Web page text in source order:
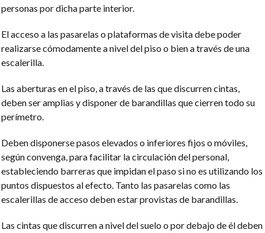
personas por dicha parte interior.
El acceso a las pasarelas o plataformas de visita debe poder
realizarse cómodamente a nivel del piso o bien a través de una
escalerilla.
Las aberturas en el piso, a través de las que discurren cintas,
deben ser amplias y disponer de barandillas que cierren todo su
perímetro.
Deben disponerse pasos elevados o inferiores fijos o móviles,
según convenga, para facilitar la circulación del personal,
estableciendo barreras que impidan el paso si no es utilizando los
puntos dispuestos al efecto. Tanto las pasarelas como las
escalerillas de acceso deben estar provistas de barandillas.
Las cintas que discurren a nivel del suelo o por debajo de él deben